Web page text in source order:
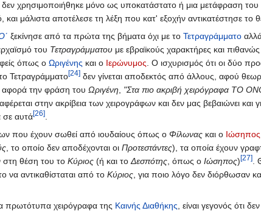
δεν χρησιμοποιήθηκε μόνο ως υποκατάστατο ή μια μετάφραση του
και μάλιστα αποτέλεσε τη λέξη που κατ' εξοχήν αντικατέστησε το
ξεκίνησε από τα πρώτα της βήματα όχι με το Τετραγράμματο
του Τετραγράμματου με εβραϊκούς χαρακτήρες και
όπως ο Ωριγένης και ο Ιερώνυμος . Ο ισχυρισμός ότι οι δύο
Τετραγράμματο[24] δεν γίνεται αποδεκτός από άλλους, αφού
αφορά την φράση του Ωριγένη
"Στα πιο ακριβή χειρόγραφα ΤΟ
στην ακρίβεια των χειρογράφων και δεν μας βεβαιώνει και
σε αυτά[26]
που έχουν σωθεί από ιουδαίους όπως ο Φίλωνας και ο Ιώσηπος
, το οποίο δεν αποδέχονται οι Προτεστάντες), τα οποία έχουν
στη θέση του το Κύριος (ή και το Δεσπότης , όπως ο Ιώσηπος)[27]
να αντικαθίσταται από το Κύριος , για ποιο λόγο δεν διόρθωσαν
πρωτότυπα χειρόγραφα της Καινής Διαθήκης , είναι γεγονός ότι